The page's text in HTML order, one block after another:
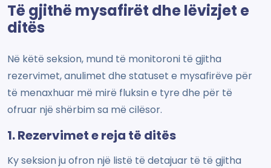
Të gjithë mysafirët dhe lëvizjet e
ditës
Në këtë seksion, mund të monitoroni të gjitha
rezervimet, anulimet dhe statuset e mysafirëve për
të menaxhuar më mirë fluksin e tyre dhe për të
ofruar një shërbim sa më cilësor.
1. Rezervimet e reja të ditës
Ky seksion ju ofron një listë të detajuar të të gjitha